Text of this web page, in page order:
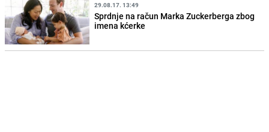
29.08.17. 13:49
Sprdnje na račun Marka Zuckerberga zbog
imena kćerke